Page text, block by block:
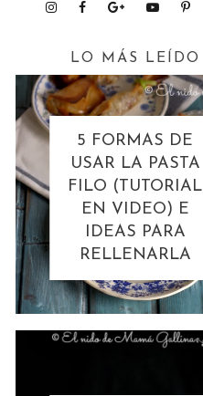
LO MÁS LEÍDO
5 FORMAS DE
USAR LA PASTA
FILO (TUTORIAL
EN VIDEO) E
IDEAS PARA
RELLENARLA